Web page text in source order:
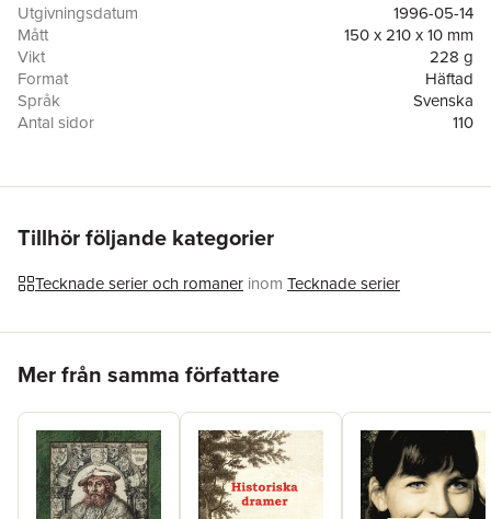
Utgivningsdatum
1996-05-14
Mått
150 x 210 x 10 mm
Vikt
228 g
Format
Häftad
Språk
Svenska
Antal sidor
110
Tillhör följande kategorier
Tecknade serier och romaner inom Tecknade serier
Mer från samma författare